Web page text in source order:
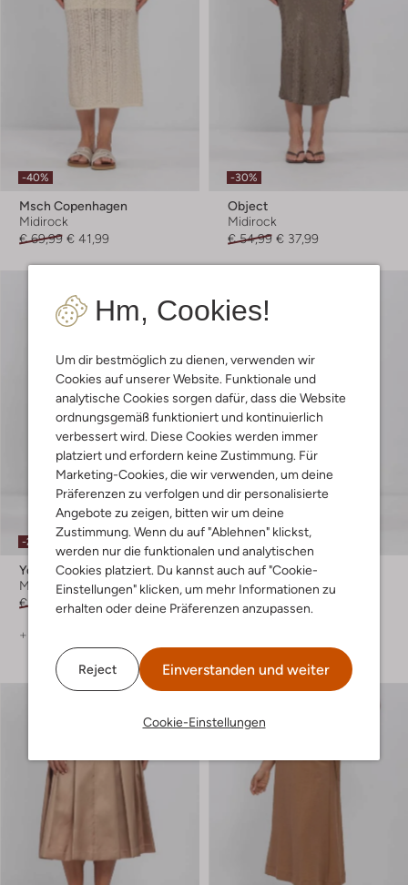
Hm, Cookies!
Um dir bestmöglich zu dienen, verwenden wir
Cookies auf unserer Website. Funktionale und
analytische Cookies sorgen dafür, dass die Website
ordnungsgemäß funktioniert und kontinuierlich
verbessert wird. Diese Cookies werden immer
platziert und erfordern keine Zustimmung. Für
Marketing-Cookies, die wir verwenden, um deine
Präferenzen zu verfolgen und dir personalisierte
Angebote zu zeigen, bitten wir um deine
Zustimmung. Wenn du auf "Ablehnen" klickst,
werden nur die funktionalen und analytischen
Cookies platziert. Du kannst auch auf "Cookie-
Einstellungen" klicken, um mehr Informationen zu
erhalten oder deine Präferenzen anzupassen.
Reject Einverstanden und weiter
Cookie-Einstellungen
-40%
Msch Copenhagen
Midirock
€ 69,99 € 41,99
-30%
Object
Midirock
€ 54,99 € 37,99
-20%
Ydence
Minirock
€ 59,99 € 47,99
+ mehr farben
Japan Tky
Maxirock
€ 179,99 € 107,99